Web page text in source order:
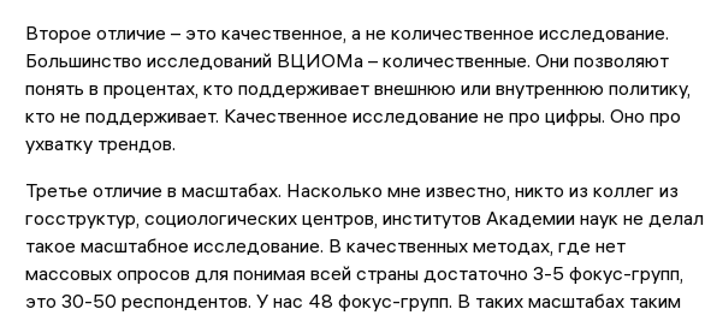
Второе отличие – это качественное, а не количественное исследование.
Большинство исследований ВЦИОМа – количественные. Они позволяют
понять в процентах, кто поддерживает внешнюю или внутреннюю политику,
кто не поддерживает. Качественное исследование не про цифры. Оно про
ухватку трендов.
Третье отличие в масштабах. Насколько мне известно, никто из коллег из
госструктур, социологических центров, институтов Академии наук не делал
такое масштабное исследование. В качественных методах, где нет
массовых опросов для понимая всей страны достаточно 3-5 фокус-групп,
это 30-50 респондентов. У нас 48 фокус-групп. В таких масштабах таким